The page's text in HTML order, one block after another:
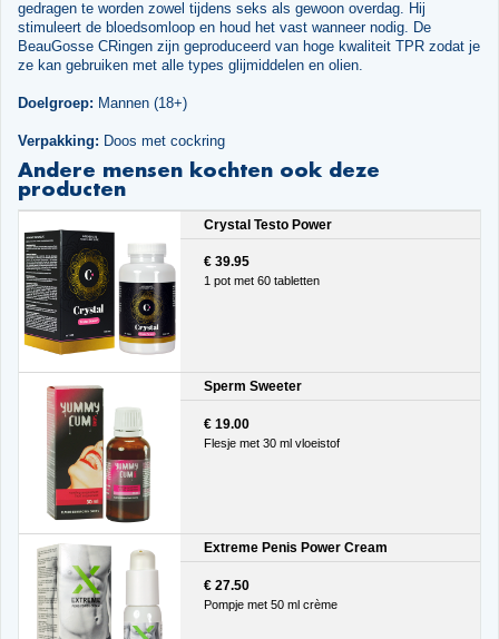
gedragen te worden zowel tijdens seks als gewoon overdag. Hij
stimuleert de bloedsomloop en houd het vast wanneer nodig. De
BeauGosse CRingen zijn geproduceerd van hoge kwaliteit TPR zodat je
ze kan gebruiken met alle types glijmiddelen en olien.
Doelgroep: Mannen (18+)
Verpakking: Doos met cockring
Andere mensen kochten ook deze
producten
Crystal Testo Power
€ 39.95
1 pot met 60 tabletten
Sperm Sweeter
€ 19.00
Flesje met 30 ml vloeistof
Extreme Penis Power Cream
€ 27.50
Pompje met 50 ml crème